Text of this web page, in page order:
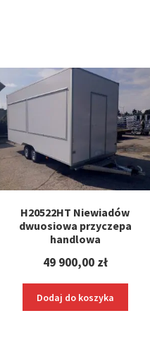
H20522HT Niewiadów
dwuosiowa przyczepa
handlowa
49 900,00 zł
Dodaj do koszyka